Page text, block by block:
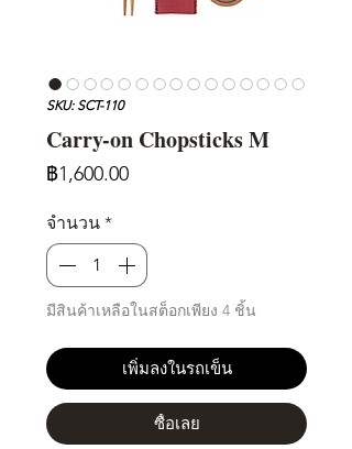
SKU: SCT-110
Carry-on Chopsticks M
฿1,600.00ราคา
จำนวน *
มีสินค้าเหลือในสต็อกเพียง 4 ชิ้น
เพิ่มลงในรถเข็น
ซื้อเลย